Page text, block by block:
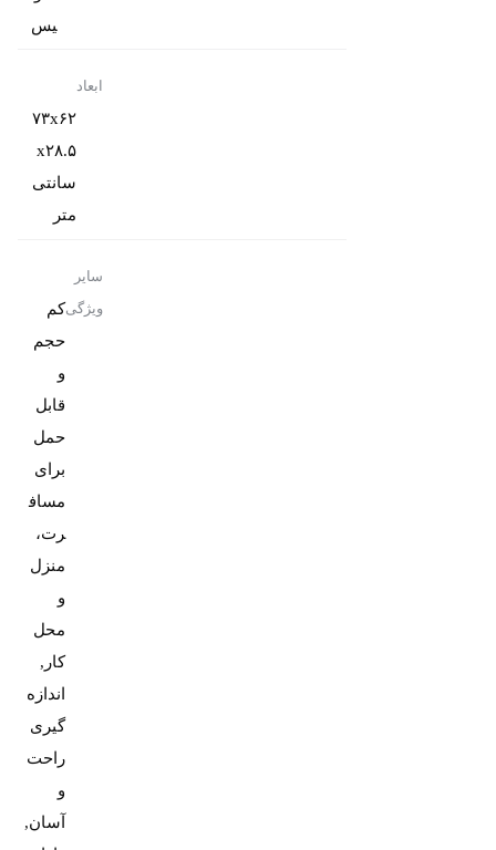
یس
ابعاد
۷۳x۶۲
x۲۸.۵
سانتی‌
متر
سایر
ویژگیکم
حجم
و
قابل
حمل
برای
مساف
رت،
منزل
و
محل
کار,
اندازه
گیری
راحت
و
آسان,